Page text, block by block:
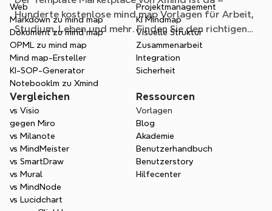
Hunderte kostenlose mind map Vorlagen für Arbeit,
Studium, Leben und mehr. Finden Sie den richtigen
Einstieg und überspringen Sie das leere Blatt.
Web
Markdown zu mind map
Dokument zu mind map
OPML zu mind map
Mind map-Ersteller
KI-SOP-Generator
Notebooklm zu Xmind
Projektmanagement
KI Mindmap
Visuelle Struktur
Zusammenarbeit
Integration
Sicherheit
Vergleichen
vs Visio
gegen Miro
vs Milanote
vs MindMeister
vs SmartDraw
vs Mural
vs MindNode
vs Lucidchart
Ressourcen
Vorlagen
Blog
Akademie
Benutzerhandbuch
Benutzerstory
Hilfecenter